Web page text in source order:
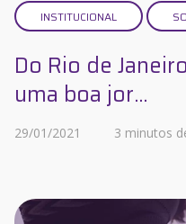
INSTITUCIONAL
Do Rio de
uma boa jor...
29/01/2021 3 minutos